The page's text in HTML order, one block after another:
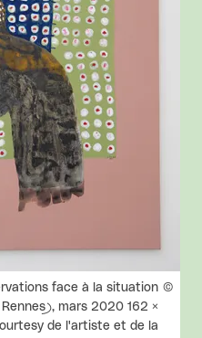
face à la situation
mars 2020 162 ×
de l'artiste et de la